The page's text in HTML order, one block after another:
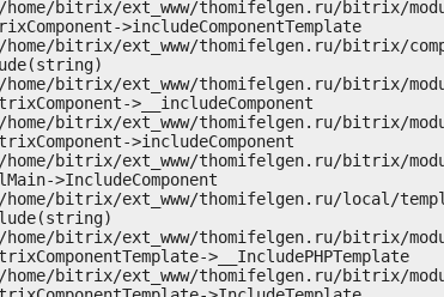
>includeComponentTemplate
>__includeComponent
>includeComponent
>IncludeComponent
>__IncludePHPTemplate